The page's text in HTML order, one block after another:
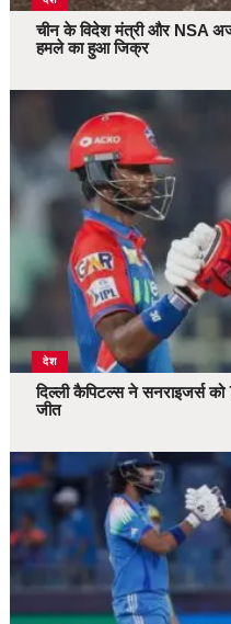
चीन के विदेश मंत्री और NSA
हमले का हुआ जिक्र
देश
दिल्ली कैपिटल्स ने सनराइजर्स को
जीत